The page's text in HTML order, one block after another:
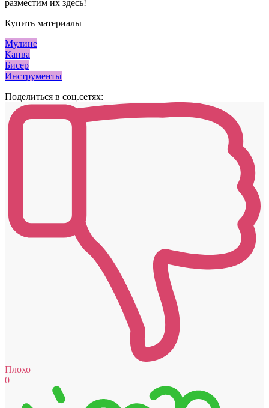
разместим их здесь!
Купить материалы
Мулине
Канва
Бисер
Инструменты
Поделиться в соц.сетях:
Плохо
0